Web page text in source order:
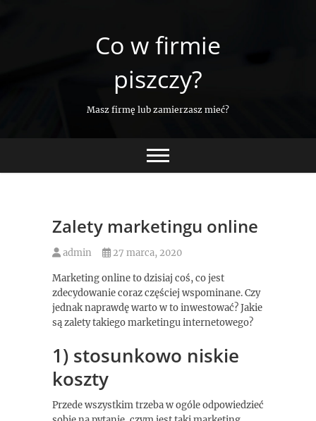
Co w firmie
piszczy?
Masz firmę lub zamierzasz mieć?
Zalety marketingu online
admin 27 marca, 2020
Marketing online to dzisiaj coś, co jest
zdecydowanie coraz częściej wspominane. Czy
jednak naprawdę warto w to inwestować? Jakie
są zalety takiego marketingu internetowego?
1) stosunkowo niskie
koszty
Przede wszystkim trzeba w ogóle odpowiedzieć